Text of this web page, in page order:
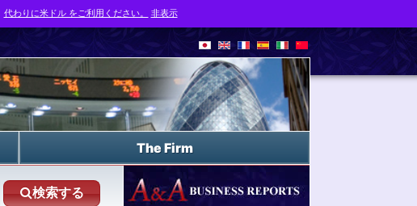
The Firm
検索する
代わりに米ドル をご利用ください。 非表示